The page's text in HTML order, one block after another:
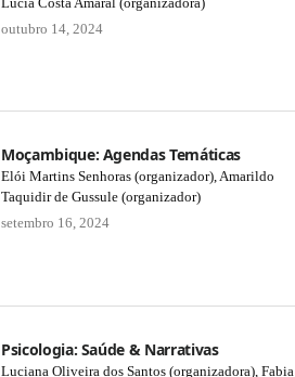
outubro 14, 2024
Moçambique: Agendas Temáticas
Elói Martins Senhoras (organizador), Amarildo
Taquidir de Gussule (organizador)
setembro 16, 2024
Psicologia: Saúde & Narrativas
Luciana Oliveira dos Santos (organizadora), Fabia